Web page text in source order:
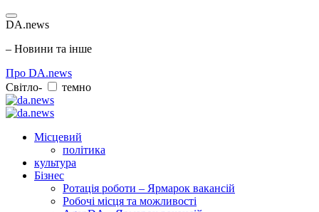
DA.news
– Новини та інше
Про DA.news
Світло-
темно
Місцевий
політика
культура
Бізнес
Ротація роботи – Ярмарок вакансій
Робочі місця та можливості